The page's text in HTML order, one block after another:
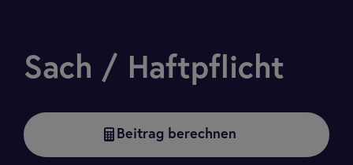
Sach / Haftpflicht
Beitrag berechnen